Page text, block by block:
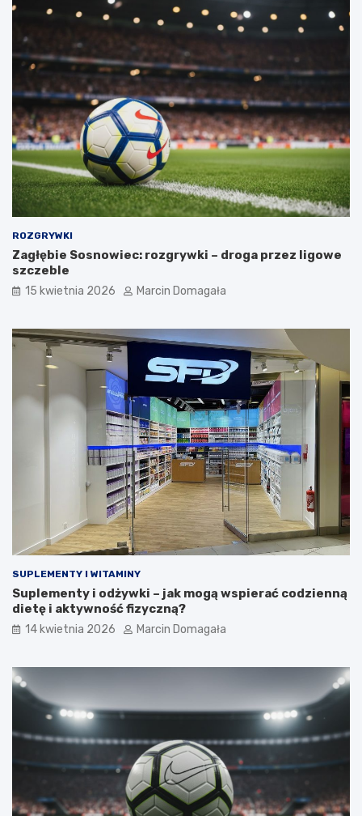
ROZGRYWKI
Zagłębie Sosnowiec: rozgrywki – droga przez ligowe
szczeble
15 kwietnia 2026 Marcin Domagała
SUPLEMENTY I WITAMINY
Suplementy i odżywki – jak mogą wspierać codzienną
dietę i aktywność fizyczną?
14 kwietnia 2026 Marcin Domagała